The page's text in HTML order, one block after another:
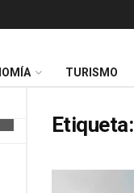
TURISMO
Etiqueta: